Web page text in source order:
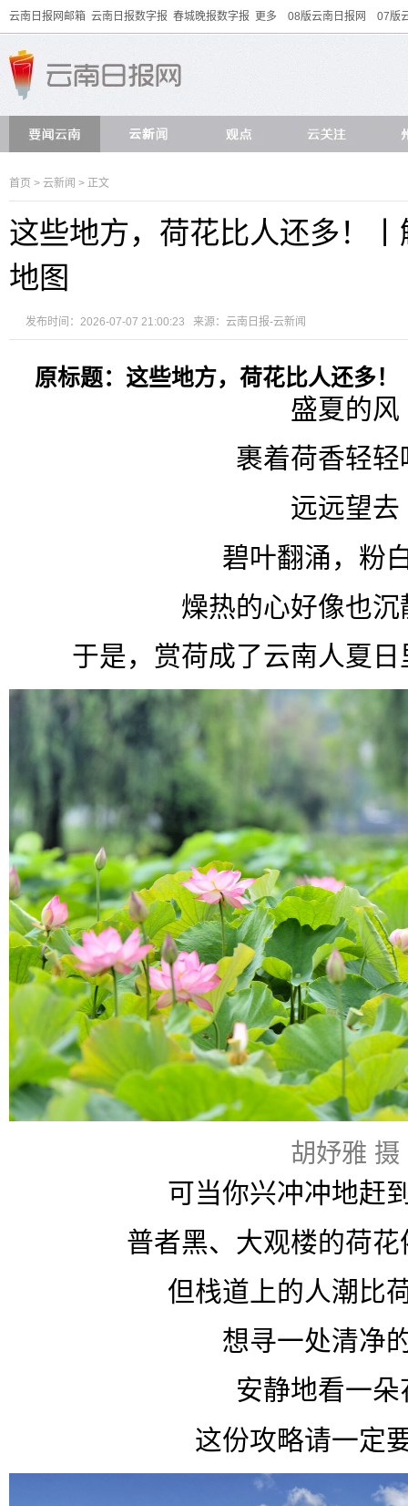
云南日报网邮箱 云南日报数字报 春城晚报数字报 更多 08版云南日报网 07版
首页 > 云新闻 > 正文
这些地方，荷花比人还多！
地图
发布时间：2026-07-07 21:00:23 来源：云南日报-云新闻
原标题：这些地方，荷花比人还多
盛夏的风
裹着荷香轻轻
远远望去
碧叶翻涌，粉
燥热的心好像也沉
于是，赏荷成了云南人夏
胡妤雅 摄
可当你兴冲冲地赶
普者黑、大观楼的荷
但栈道上的人潮比
想寻一处清净
安静地看一朵
这份攻略请一定